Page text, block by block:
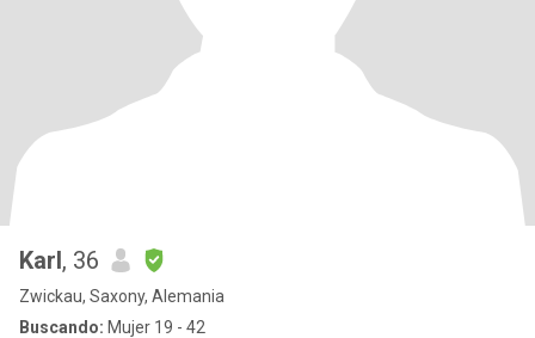
Karl, 36
Zwickau, Saxony, Alemania
Buscando: Mujer 19 - 42